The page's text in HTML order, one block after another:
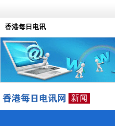
香港每日电讯
新闻